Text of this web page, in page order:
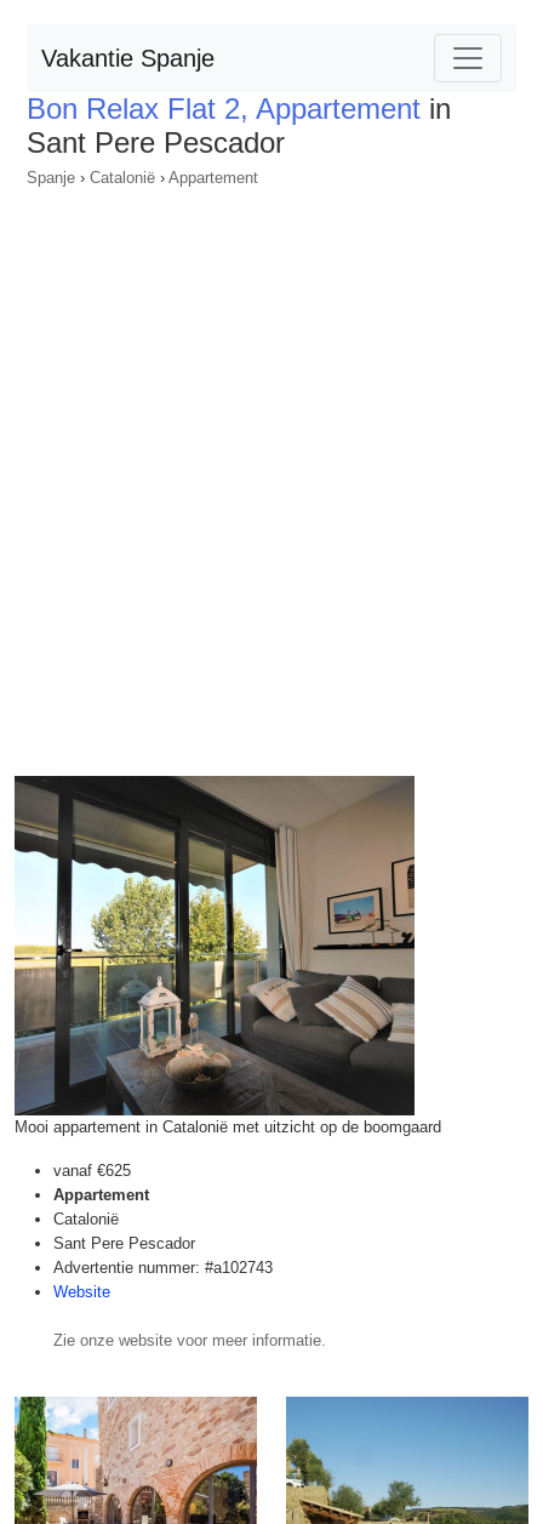
Vakantie Spanje
Bon Relax Flat 2, Appartement in
Sant Pere Pescador
Spanje › Catalonië › Appartement
Mooi appartement in Catalonië met uitzicht op de boomgaard
vanaf €625
Appartement
Catalonië
Sant Pere Pescador
Advertentie nummer: #a102743
Website
Zie onze website voor meer informatie.